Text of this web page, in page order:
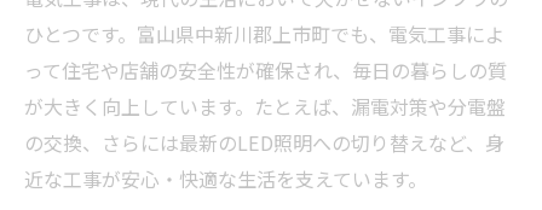
電気工事が叶える省エネ住宅の秘密
最新設備と電気工事の選び方のコツ
エコキュートやEV充電の導入事例集
電気工事で実現したエコキュート導入事例
ひとつです。富山県中新川郡上市町でも、電気工事によ
って住宅や店舗の安全性が確保され、毎日の暮らしの質
が大きく向上しています。たとえば、漏電対策や分電盤
の交換、さらには最新のLED照明への切り替えなど、身
近な工事が安心・快適な生活を支えています。